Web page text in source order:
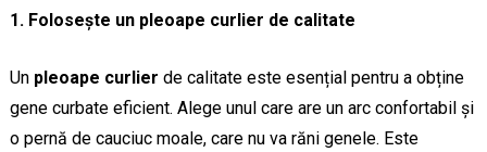
1. Folosește un pleoape curlier de calitate
Un pleoape curlier de calitate este esențial pentru a obține
gene curbate eficient. Alege unul care are un arc confortabil și
o pernă de cauciuc moale, care nu va răni genele. Este